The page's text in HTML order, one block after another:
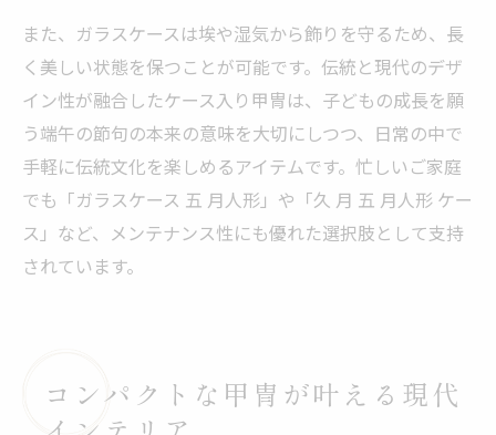
また、ガラスケースは埃や湿気から飾りを守るため、長
く美しい状態を保つことが可能です。伝統と現代のデザ
イン性が融合したケース入り甲冑は、子どもの成長を願
う端午の節句の本来の意味を大切にしつつ、日常の中で
手軽に伝統文化を楽しめるアイテムです。忙しいご家庭
でも「ガラスケース 五 月人形」や「久 月 五 月人形 ケー
ス」など、メンテナンス性にも優れた選択肢として支持
されています。
コンパクトな甲冑が叶える現代